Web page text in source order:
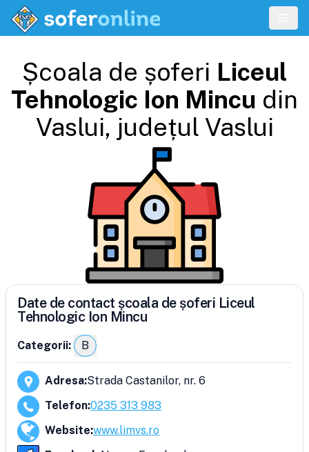
Școala de șoferi Liceul
Tehnologic Ion Mincu din
Vaslui, județul Vaslui
Date de contact școala de șoferi Liceul
Tehnologic Ion Mincu
Categorii: B
Adresa:Strada Castanilor, nr. 6
Telefon:0235 313 983
Website:www.limvs.ro